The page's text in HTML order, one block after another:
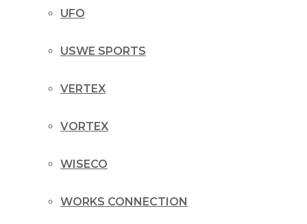
UFO
USWE SPORTS
VERTEX
VORTEX
WISECO
WORKS CONNECTION